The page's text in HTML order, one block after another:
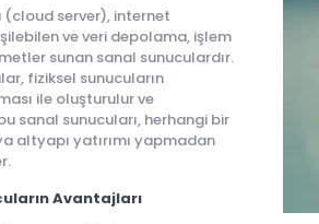
(cloud server), internet
ve veri depolama, işlem
sunan sanal sunuculardır.
fiziksel sunucuların
ile oluşturulur ve
sanal sunucuları, herhangi bir
altyapı yatırımı yapmadan
Avantajları